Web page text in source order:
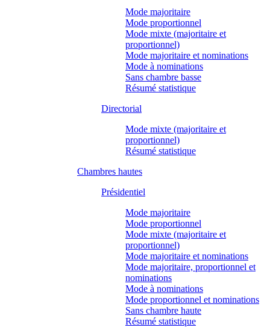
Mode majoritaire
Mode proportionnel
Mode mixte (majoritaire et
proportionnel)
Mode majoritaire et nominations
Mode à nominations
Sans chambre basse
Résumé statistique
Directorial
Mode mixte (majoritaire et
proportionnel)
Résumé statistique
Chambres hautes
Présidentiel
Mode majoritaire
Mode proportionnel
Mode mixte (majoritaire et
proportionnel)
Mode majoritaire et nominations
Mode majoritaire, proportionnel et
nominations
Mode à nominations
Mode proportionnel et nominations
Sans chambre haute
Résumé statistique